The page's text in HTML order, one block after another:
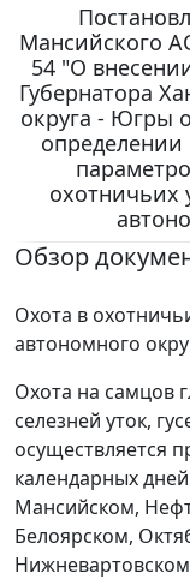
Мансийского
54 "О
Губернатора
округа - Югры
охотничьих
Обзор
Охота в
автономного
Охота на самцов
селезней уток,
осуществляется
календарных
Мансийском,
Белоярском,